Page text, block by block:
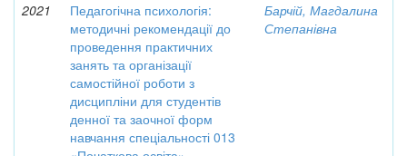
2021
Педагогічна психологія:
методичні рекомендації до
проведення практичних
занять та організації
самостійної роботи з
дисципліни для студентів
денної та заочної форм
навчання спеціальності 013
Барчій, Магдалина
Степанівна